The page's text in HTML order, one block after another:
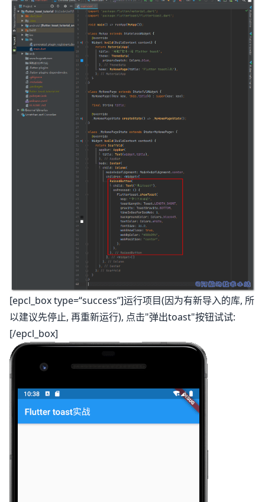
[epcl_box type=“success”]运行项目(因为有新导入的库, 所
以建议先停止, 再重新运行), 点击"弹出toast"按钮试试:
[/epcl_box]